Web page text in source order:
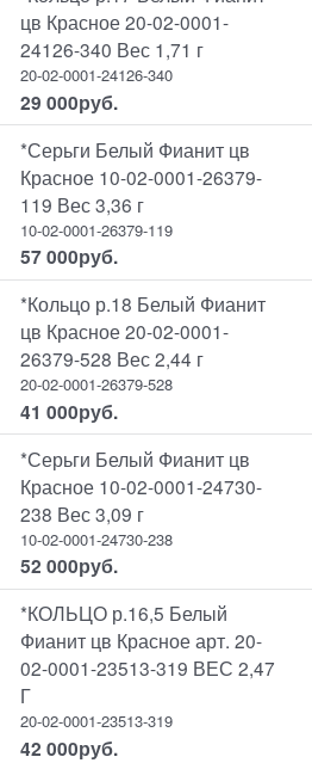
цв Красное 20-02-0001-
24126-340 Вес 1,71 г
20-02-0001-24126-340
29 000руб.
*Серьги Белый Фианит цв
Красное 10-02-0001-26379-
119 Вес 3,36 г
10-02-0001-26379-119
57 000руб.
*Кольцо р.18 Белый Фианит
цв Красное 20-02-0001-
26379-528 Вес 2,44 г
20-02-0001-26379-528
41 000руб.
*Серьги Белый Фианит цв
Красное 10-02-0001-24730-
238 Вес 3,09 г
10-02-0001-24730-238
52 000руб.
*КОЛЬЦО р.16,5 Белый
Фианит цв Красное арт. 20-
02-0001-23513-319 ВЕС 2,47
Г
20-02-0001-23513-319
42 000руб.